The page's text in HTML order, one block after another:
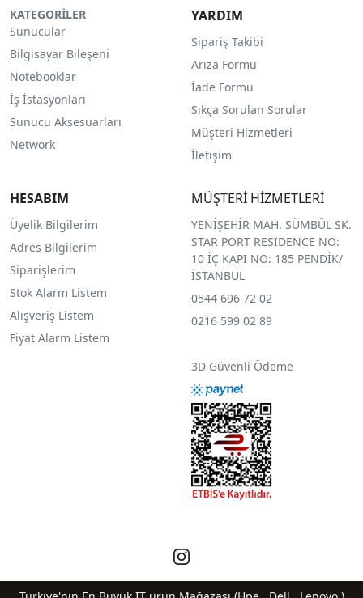
KATEGORİLER
Sunucular
Bilgisayar Bileşeni
Notebooklar
İş İstasyonları
Sunucu Aksesuarları
Network
YARDIM
Sipariş Takibi
Arıza Formu
İade Formu
Sıkça Sorulan Sorular
Müşteri Hizmetleri
İletişim
HESABIM
Üyelik Bilgilerim
Adres Bilgilerim
Siparişlerim
Stok Alarm Listem
Alışveriş Listem
Fiyat Alarm Listem
MÜŞTERİ HİZMETLERİ
YENİŞEHİR MAH. SÜMBÜL SK.
STAR PORT RESIDENCE NO:
10 İÇ KAPI NO: 185 PENDİK/
İSTANBUL
0544 696 72 02
0216 599 02 89
3D Güvenli Ödeme